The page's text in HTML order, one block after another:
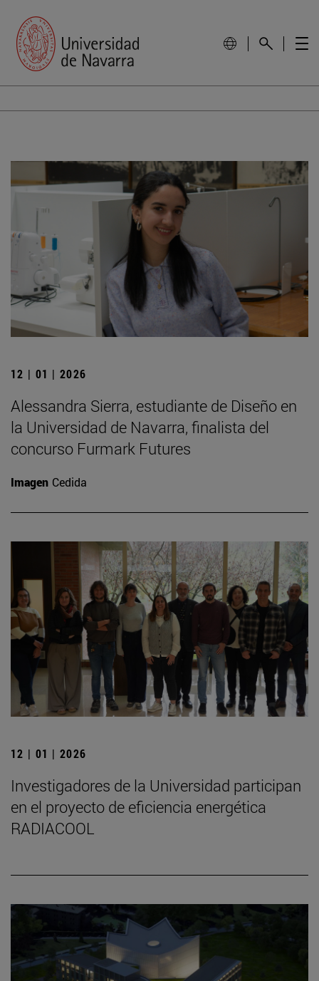
12 | 01 | 2026
Alessandra Sierra, estudiante de Diseño en
la Universidad de Navarra, finalista del
concurso Furmark Futures
Imagen Cedida
12 | 01 | 2026
Investigadores de la Universidad participan
en el proyecto de eficiencia energética
RADIACOOL